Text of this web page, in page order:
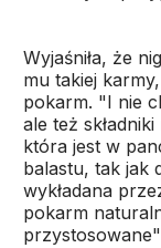
Wyjaśniła, że
mu takiej
pokarm. "I nie
ale też
która jest w
balastu, tak jak
wykładana
pokarm
przystosowane"